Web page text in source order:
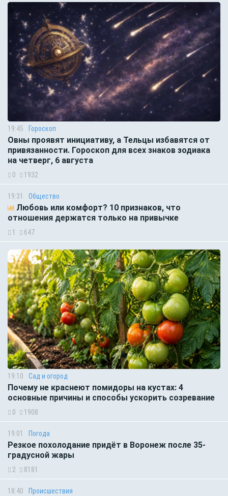
19:45 Гороскоп
Овны проявят инициативу, а Тельцы избавятся от
привязанности. Гороскоп для всех знаков зодиака
на четверг, 6 августа
0 1932
19:31 Общество
Любовь или комфорт? 10 признаков, что
отношения держатся только на привычке
1 647
19:10 Сад и огород
Почему не краснеют помидоры на кустах: 4
основные причины и способы ускорить созревание
0 1908
19:01 Погода
Резкое похолодание придёт в Воронеж после 35-
градусной жары
2 8181
18:40 Происшествия